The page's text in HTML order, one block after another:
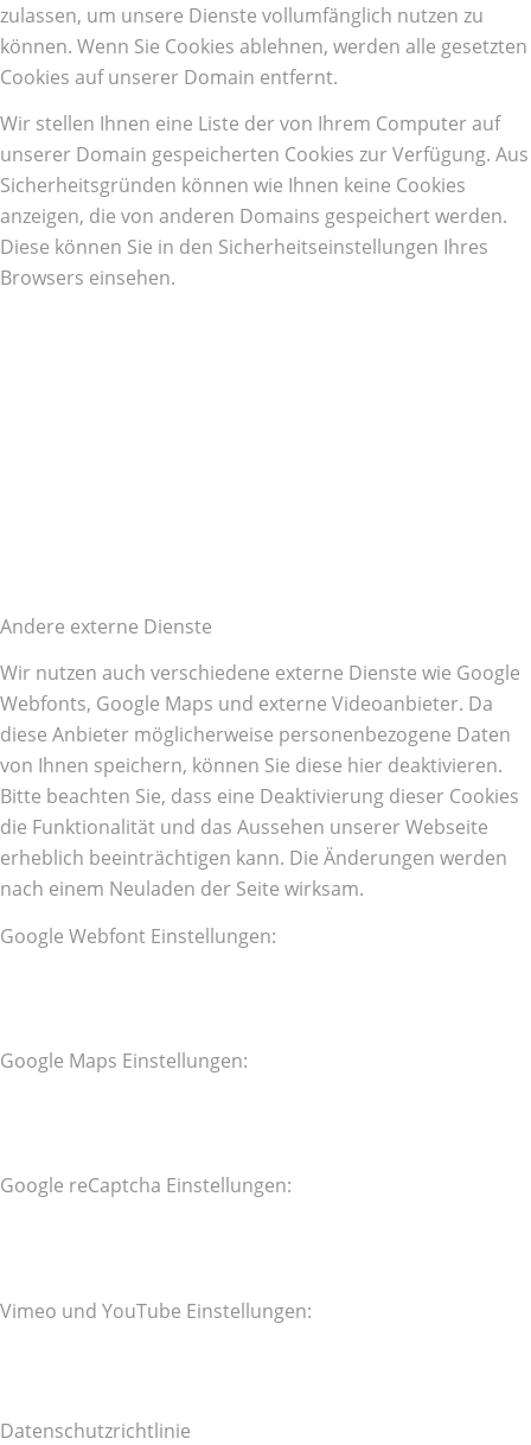
zulassen, um unsere Dienste vollumfänglich nutzen zu
können. Wenn Sie Cookies ablehnen, werden alle gesetzten
Cookies auf unserer Domain entfernt.
Wir stellen Ihnen eine Liste der von Ihrem Computer auf
unserer Domain gespeicherten Cookies zur Verfügung. Aus
Sicherheitsgründen können wie Ihnen keine Cookies
anzeigen, die von anderen Domains gespeichert werden.
Diese können Sie in den Sicherheitseinstellungen Ihres
Browsers einsehen.
Andere externe Dienste
Wir nutzen auch verschiedene externe Dienste wie Google
Webfonts, Google Maps und externe Videoanbieter. Da
diese Anbieter möglicherweise personenbezogene Daten
von Ihnen speichern, können Sie diese hier deaktivieren.
Bitte beachten Sie, dass eine Deaktivierung dieser Cookies
die Funktionalität und das Aussehen unserer Webseite
erheblich beeinträchtigen kann. Die Änderungen werden
nach einem Neuladen der Seite wirksam.
Google Webfont Einstellungen:
Google Maps Einstellungen:
Google reCaptcha Einstellungen:
Vimeo und YouTube Einstellungen:
Datenschutzrichtlinie